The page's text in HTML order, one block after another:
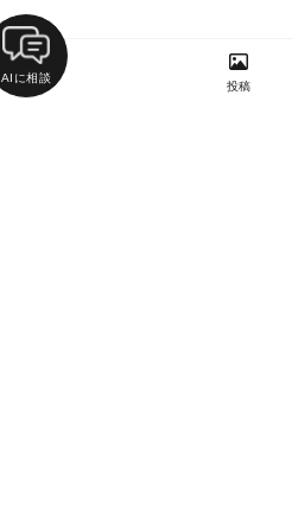
AIに相談
投稿